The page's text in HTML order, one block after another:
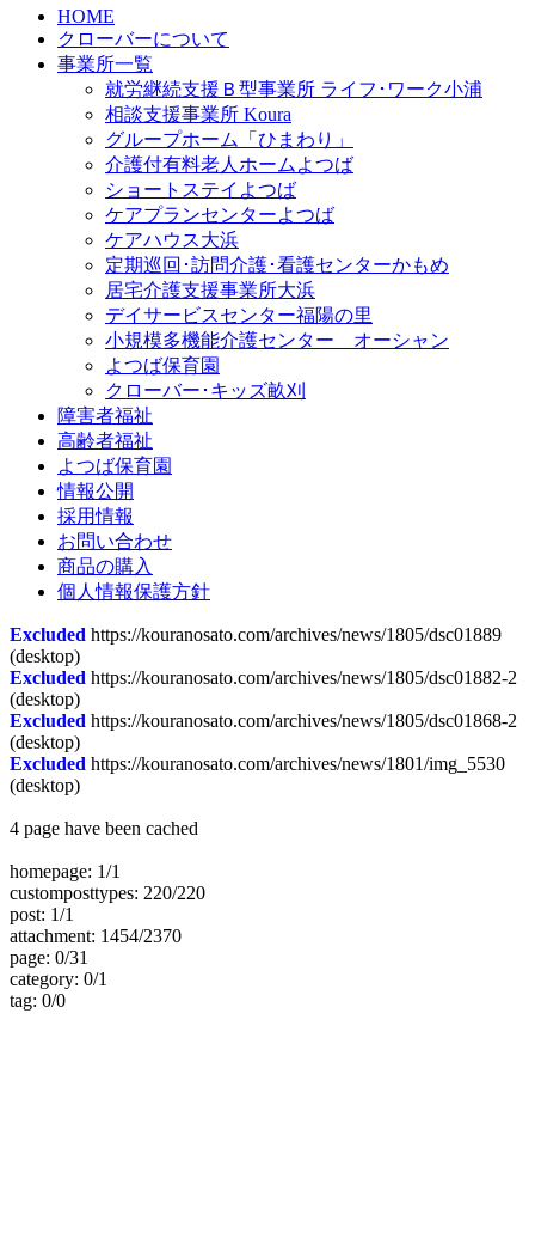
HOME
クローバーについて
事業所一覧
就労継続支援Ｂ型事業所 ライフ･ワーク小浦
相談支援事業所 Koura
グループホーム「ひまわり」
介護付有料老人ホームよつば
ショートステイよつば
ケアプランセンターよつば
ケアハウス大浜
定期巡回･訪問介護･看護センターかもめ
居宅介護支援事業所大浜
デイサービスセンター福陽の里
小規模多機能介護センター オーシャン
よつば保育園
クローバー･キッズ畝刈
障害者福祉
高齢者福祉
よつば保育園
情報公開
採用情報
お問い合わせ
商品の購入
個人情報保護方針
Excluded https://kouranosato.com/archives/news/1805/dsc01889
(desktop)
Excluded https://kouranosato.com/archives/news/1805/dsc01882-2
(desktop)
Excluded https://kouranosato.com/archives/news/1805/dsc01868-2
(desktop)
Excluded https://kouranosato.com/archives/news/1801/img_5530
(desktop)
4 page have been cached
homepage: 1/1
customposttypes: 220/220
post: 1/1
attachment: 1454/2370
page: 0/31
category: 0/1
tag: 0/0